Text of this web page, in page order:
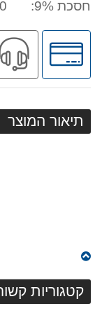
חסכת 9%:
לחץ
תיאור המוצר
קטגוריות